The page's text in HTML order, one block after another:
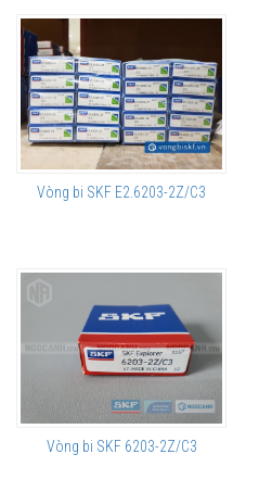
Vòng bi SKF E2.6203-2Z/C3
Vòng bi SKF 6203-2Z/C3